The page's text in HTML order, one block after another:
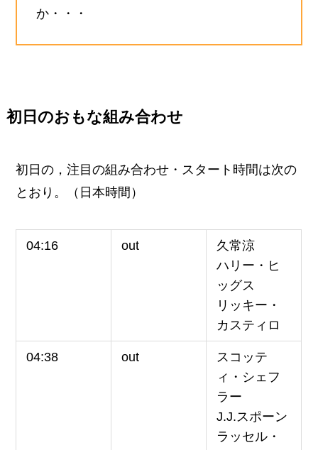
か・・・
初日のおもな組み合わせ
初日の，注目の組み合わせ・スタート時間は次の
とおり。（日本時間）
04:16 out
久常涼
ハリー・ヒ
ッグス
リッキー・
カスティロ
04:38 out
スコッテ
ィ・シェフ
ラー
J.J.スポーン
ラッセル・